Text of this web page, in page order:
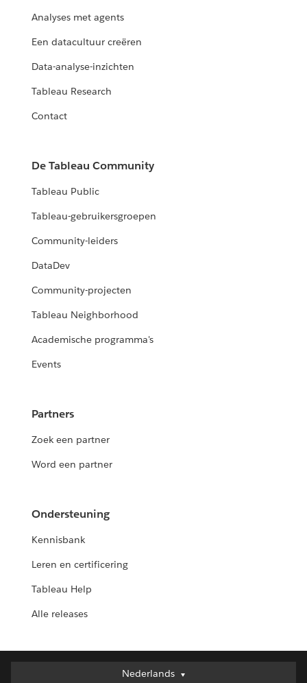
Analyses met agents
Een datacultuur creëren
Data-analyse-inzichten
Tableau Research
Contact
De Tableau Community
Tableau Public
Tableau-gebruikersgroepen
Community-leiders
DataDev
Community-projecten
Tableau Neighborhood
Academische programma's
Events
Partners
Zoek een partner
Word een partner
Ondersteuning
Kennisbank
Leren en certificering
Tableau Help
Alle releases
Nederlands
Nederlands